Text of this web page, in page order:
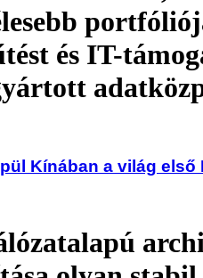
és IT-
Kínában a világ első